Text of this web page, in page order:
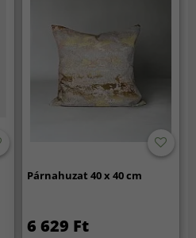
Párnahuzat 40 x 40 cm
6 629 Ft